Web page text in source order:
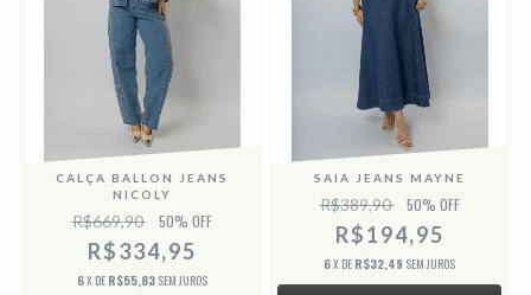
CALÇA BALLON JEANS
NICOLY
R$669,90 50% OFF
R$334,95
6X DE R$55,83 SEM JUROS
SAIA JEANS MAYNE
R$389,90 50% OFF
R$194,95
6X DE R$32,49 SEM JUROS